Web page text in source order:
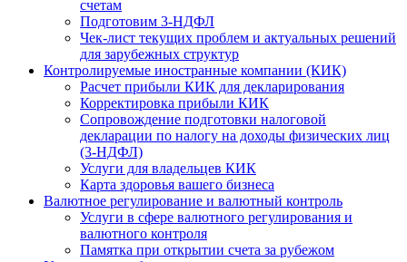
счетам
Подготовим 3-НДФЛ
Чек-лист текущих проблем и актуальных решений
для зарубежных структур
Контролируемые иностранные компании (КИК)
Расчет прибыли КИК для декларирования
Корректировка прибыли КИК
Сопровождение подготовки налоговой
декларации по налогу на доходы физических лиц
(3-НДФЛ)
Услуги для владельцев КИК
Карта здоровья вашего бизнеса
Валютное регулирование и валютный контроль
Услуги в сфере валютного регулирования и
валютного контроля
Памятка при открытии счета за рубежом